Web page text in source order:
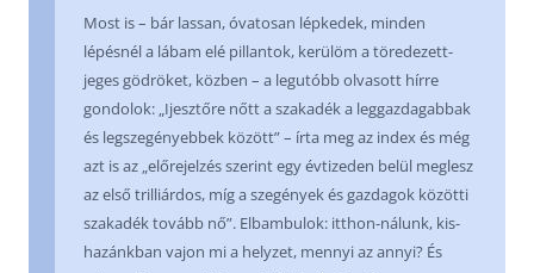
Most is – bár lassan, óvatosan lépkedek, minden
lépésnél a lábam elé pillantok, kerülöm a töredezett-
jeges gödröket, közben – a legutóbb olvasott hírre
gondolok: „Ijesztőre nőtt a szakadék a leggazdagabbak
és legszegényebbek között” – írta meg az index és még
azt is az „előrejelzés szerint egy évtizeden belül meglesz
az első trilliárdos, míg a szegények és gazdagok közötti
szakadék tovább nő”. Elbambulok: itthon-nálunk, kis-
hazánkban vajon mi a helyzet, mennyi az annyi? És